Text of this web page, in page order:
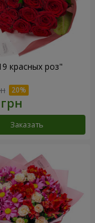
красных роз"
Заказать